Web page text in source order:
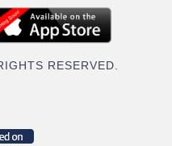
RESERVED.